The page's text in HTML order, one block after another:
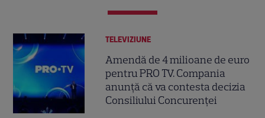
TELEVIZIUNE
Amendă de 4 milioane de euro
pentru PRO TV. Compania
anunță că va contesta decizia
Consiliului Concurenței